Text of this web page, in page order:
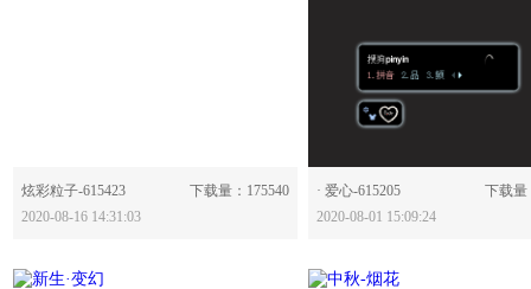
分享：
炫彩粒子-615423
下载量：175540
2020-08-16 14:31:03
· 爱心-615205
下载量
2020-08-01 15:09:24